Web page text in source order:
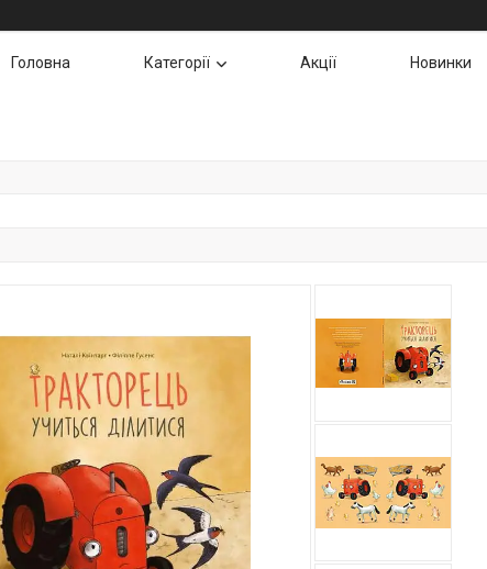
Головна Категорії Акції Новинки